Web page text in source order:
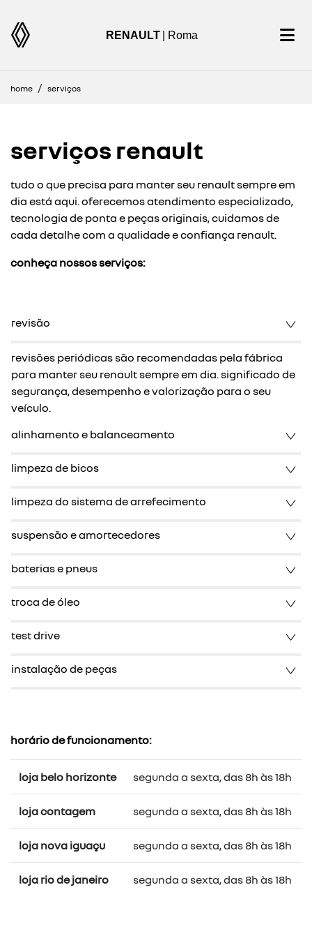
RENAULT | Roma
home serviços
serviços renault
tudo o que precisa para manter seu renault sempre em
dia está aqui. oferecemos atendimento especializado,
tecnologia de ponta e peças originais, cuidamos de
cada detalhe com a qualidade e confiança renault.
conheça nossos serviços:
revisão
revisões periódicas são recomendadas pela fábrica
para manter seu renault sempre em dia. significado de
segurança, desempenho e valorização para o seu
veículo.
alinhamento e balanceamento
limpeza de bicos
limpeza do sistema de arrefecimento
suspensão e amortecedores
baterias e pneus
troca de óleo
test drive
instalação de peças
horário de funcionamento:
loja belo horizonte segunda a sexta, das 8h às 18h
loja contagem segunda a sexta, das 8h às 18h
loja nova iguaçu segunda a sexta, das 8h às 18h
loja rio de janeiro segunda a sexta, das 8h às 18h